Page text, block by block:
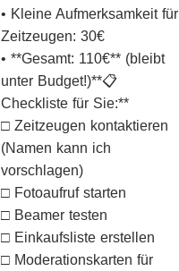
• Kleine Aufmerksamkeit für
Zeitzeugen: 30€
• **Gesamt: 110€** (bleibt
unter Budget!)**📋
Checkliste für Sie:**
□ Zeitzeugen kontaktieren
(Namen kann ich
vorschlagen)
□ Fotoaufruf starten
□ Beamer testen
□ Einkaufsliste erstellen
□ Moderationskarten für